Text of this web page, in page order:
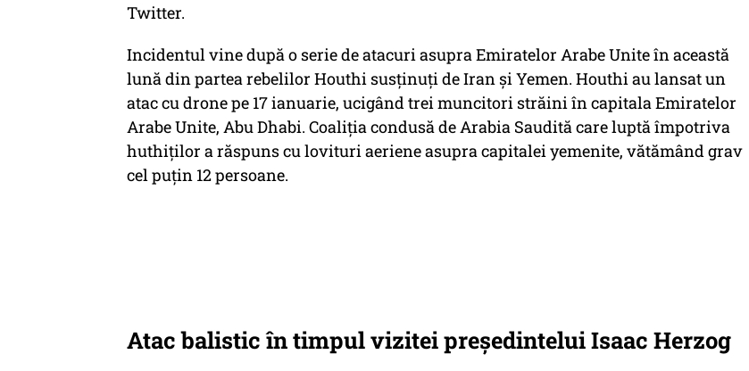
Twitter.
Incidentul vine după o serie de atacuri asupra Emiratelor Arabe Unite în această
lună din partea rebelilor Houthi susținuți de Iran și Yemen. Houthi au lansat un
atac cu drone pe 17 ianuarie, ucigând trei muncitori străini în capitala Emiratelor
Arabe Unite, Abu Dhabi. Coaliția condusă de Arabia Saudită care luptă împotriva
huthiților a răspuns cu lovituri aeriene asupra capitalei yemenite, vătămând grav
cel puțin 12 persoane.
Atac balistic în timpul vizitei președintelui Isaac Herzog